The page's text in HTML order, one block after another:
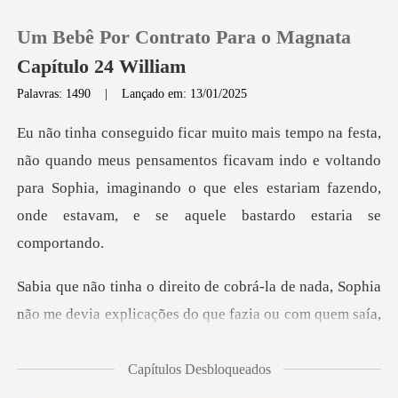
0
Loja
Sair
Um Bebê Por Contrato Para o Magnata
Capítulo 24 William
Palavras: 1490 |Lançado em: 13/01/2025
pensamentos ficavam indo e voltando
para Sophia, imaginando o que eles es
e nada, Sophia
não me devia explicações do
Capítulos Desbloqueados